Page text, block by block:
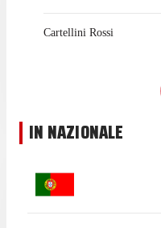
Cartellini Rossi
IN NAZIONALE